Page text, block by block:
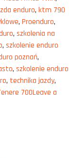
enduro, ktm 790
, Proenduro,
, szkolenia na
, szkolenie enduro
poznań,
, szkolenie enduro
, technika jazdy,
700Leave a